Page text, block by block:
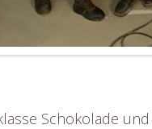
Schokolade